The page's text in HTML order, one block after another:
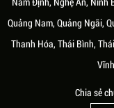
Nam Định, Nghệ An, Ninh
Quảng Nam, Quảng Ngãi,
Thanh Hóa, Thái Bình,
Chia sẻ